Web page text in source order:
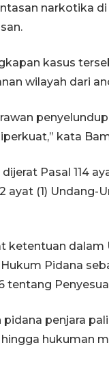
narkotika
kasus
wilayah dari
kata
Pasal 114
ayat (1)
ketentuan dalam
Pidana
tentang
penjara
hukuman